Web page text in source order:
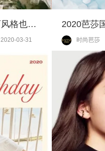
满屏的精致与浪漫，洛可可风格也太迷人了吧！
2020-03-31 时尚芭莎